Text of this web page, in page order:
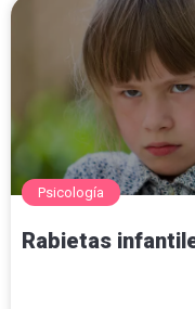
Psicología
Rabietas